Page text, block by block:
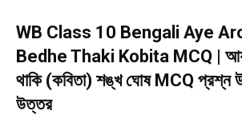
WB Class 10 Bengali Aye
Bedhe Thaki Kobita MCQ | আয়
থাকি (কবিতা) শঙ্খ ঘোষ MCQ প্রশ্ন
উত্তর